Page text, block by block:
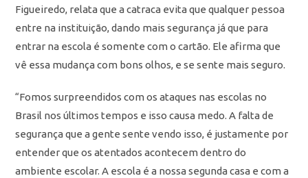
Figueiredo, relata que a catraca evita que qualquer pessoa
entre na instituição, dando mais segurança já que para
entrar na escola é somente com o cartão. Ele afirma que
vê essa mudança com bons olhos, e se sente mais seguro.
“Fomos surpreendidos com os ataques nas escolas no
Brasil nos últimos tempos e isso causa medo. A falta de
segurança que a gente sente vendo isso, é justamente por
entender que os atentados acontecem dentro do
ambiente escolar. A escola é a nossa segunda casa e com a